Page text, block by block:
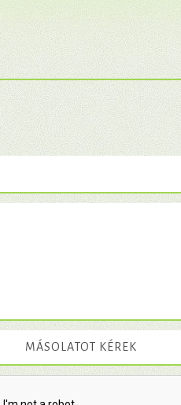
MÁSOLATOT KÉREK